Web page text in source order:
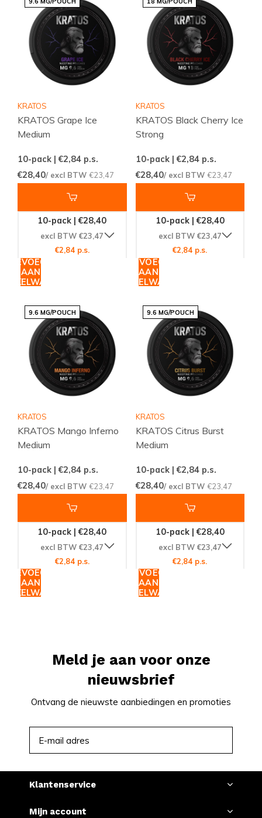
KRATOS
KRATOS Grape Ice
Medium
10-pack | €2,84 p.s.
€28,40/ excl BTW €23,47
10-pack | €28,40
excl BTW €23,47
€2,84 p.s.
TOEVOEGEN
AAN
KRATOS
KRATOS Black Cherry Ice
Strong
10-pack | €2,84p.s.
€28,40/ excl BTW €23,47
10-pack | €28,40
excl BTW €23,47
€2,84 p.s.
TOEVOEGEN
AAN
WINKELWAGEN
9.6 MG/POUCH
KRATOS
KRATOS Mango Inferno
Medium
10-pack | €2,84 p.s.
€28,40/ excl BTW €23,47
10-pack | €28,40
excl BTW €23,47
€2,84 p.s.
TOEVOEGEN
AAN
9.6 MG/POUCH
KRATOS
KRATOS Citrus Burst
Medium
10-pack | €2,84p.s.
€28,40/ excl BTW €23,47
10-pack | €28,40
excl BTW €23,47
€2,84 p.s.
TOEVOEGEN
AAN
WINKELWAGEN
Meld je aan voor onze
nieuwsbrief
Ontvang de nieuwste aanbiedingen en promoties
Klantenservice
Mijn account